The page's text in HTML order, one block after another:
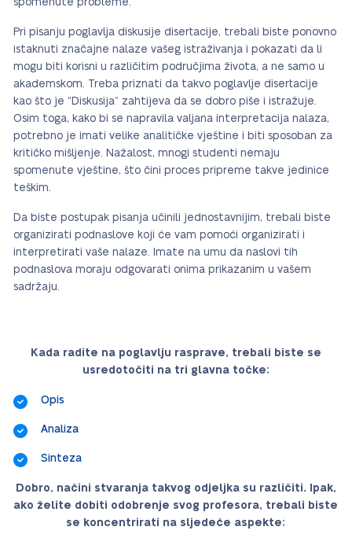
spomenute probleme.
Pri pisanju poglavlja diskusije disertacije, trebali biste ponovno
istaknuti značajne nalaze vašeg istraživanja i pokazati da li
mogu biti korisni u različitim područjima života, a ne samo u
akademskom. Treba priznati da takvo poglavlje disertacije
kao što je “Diskusija” zahtijeva da se dobro piše i istražuje.
Osim toga, kako bi se napravila valjana interpretacija nalaza,
potrebno je imati velike analitičke vještine i biti sposoban za
kritičko mišljenje. Nažalost, mnogi studenti nemaju
spomenute vještine, što čini proces pripreme takve jedinice
teškim.
Da biste postupak pisanja učinili jednostavnijim, trebali biste
organizirati podnaslove koji će vam pomoći organizirati i
interpretirati vaše nalaze. Imate na umu da naslovi tih
podnaslova moraju odgovarati onima prikazanim u vašem
sadržaju.
Kada radite na poglavlju rasprave, trebali biste se
usredotočiti na tri glavna točke:
Opis
Analiza
Sinteza
Dobro, načini stvaranja takvog odjeljka su različiti. Ipak,
ako želite dobiti odobrenje svog profesora, trebali biste
se koncentrirati na sljedeće aspekte: